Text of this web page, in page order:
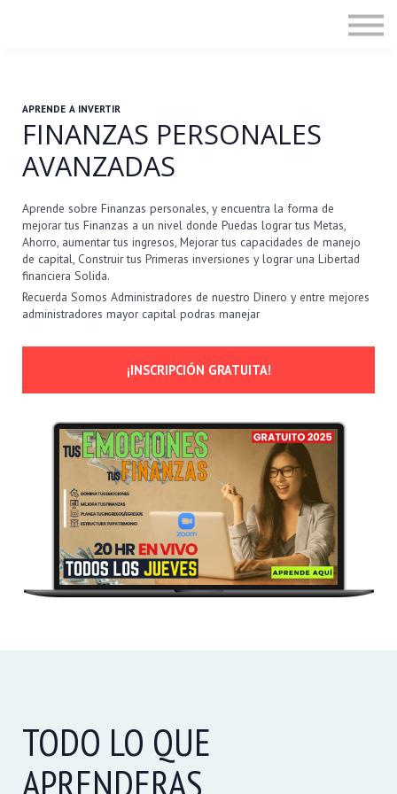
APRENDE A INVERTIR
FINANZAS PERSONALES
AVANZADAS
Aprende sobre Finanzas personales, y encuentra la forma de
mejorar tus Finanzas a un nivel donde Puedas lograr tus Metas,
Ahorro, aumentar tus ingresos, Mejorar tus capacidades de manejo
de capital, Construir tus Primeras inversiones y lograr una Libertad
financiera Solida.
Recuerda Somos Administradores de nuestro Dinero y entre mejores
administradores mayor capital podras manejar
¡INSCRIPCIÓN GRATUITA!
TODO LO QUE
APRENDERAS